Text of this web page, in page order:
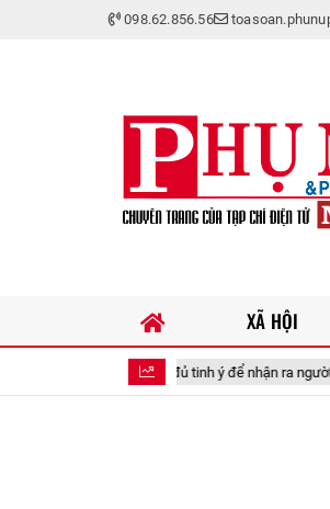
098.62.856.56
Bạn có đủ tinh ý để nhận ra người đang
XÃ HỘI